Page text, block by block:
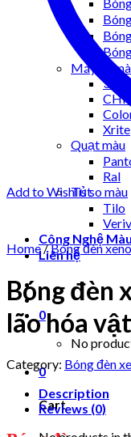
Máy so
3Nh
CHN
Xrite
Quạt màu
Ral
Tủ so màu
Tilo
Công Nghệ Màu
Liên hệ
0
No
0
Cart
Add to Wishlist
Home/Bóng đèn
Bóng đèn
lão hóa
Category: Bóng đèn
Description
Reviews (0)